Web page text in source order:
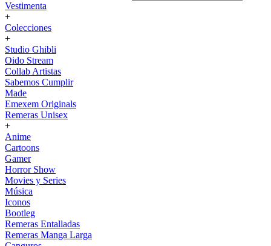
Vestimenta
+
Colecciones
+
Studio Ghibli
Oido Stream
Collab Artistas
Sabemos Cumplir
Made
Emexem Originals
Remeras Unisex
+
Anime
Cartoons
Gamer
Horror Show
Movies y Series
Música
Iconos
Bootleg
Remeras Entalladas
Remeras Manga Larga